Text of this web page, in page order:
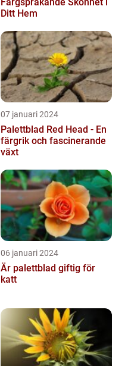
Ditt Hem
07 januari 2024
Palettblad Red Head - En
färgrik och fascinerande
växt
06 januari 2024
Är palettblad giftig för
katt